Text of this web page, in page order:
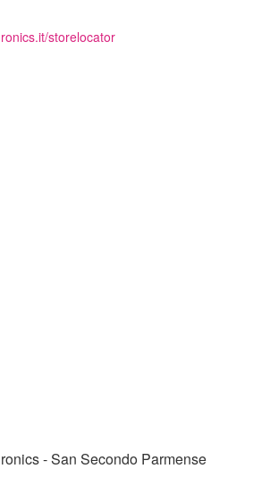
storelocator
- San Secondo Parmense